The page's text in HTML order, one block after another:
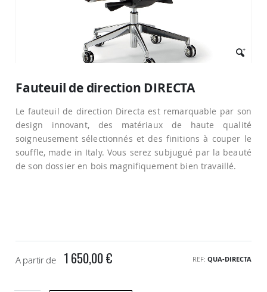
début
la
Galerie
d’images
Fauteuil de direction DIRECTA
Le fauteuil de direction Directa est remarquable par son
design innovant, des matériaux de haute qualité
soigneusement sélectionnés et des finitions à couper le
souffle, made in Italy. Vous serez subjugué par la beauté
de son dossier en bois magnifiquement bien travaillé.
A partir de 1 650,00 € REF QUA-DIRECTA